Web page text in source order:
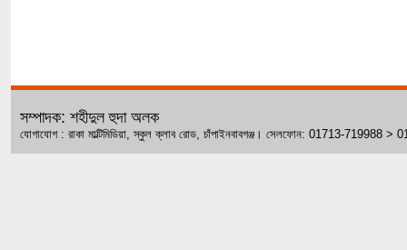
সম্পাদক: শহীদুল হুদা অলক
যোগাযোগ : রাকা মাল্টিমিডিয়া, স্কুল ক্লাব রোড, চাঁপাইনবাবগঞ্জ। সেলফোন: 01713-